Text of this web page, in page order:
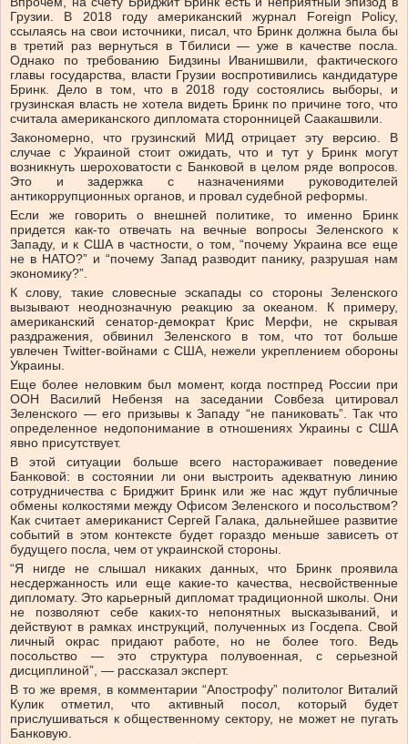
Грузии. В 2018 году американский журнал Foreign Policy,
ссылаясь на свои источники, писал, что Бринк должна была бы
в третий раз вернуться в Тбилиси — уже в качестве посла.
Однако по требованию Бидзины Иванишвили, фактического
главы государства, власти Грузии воспротивились кандидатуре
Бринк. Дело в том, что в 2018 году состоялись выборы, и
грузинская власть не хотела видеть Бринк по причине того, что
считала американского дипломата сторонницей Саакашвили.
Закономерно, что грузинский МИД отрицает эту версию. В
случае с Украиной стоит ожидать, что и тут у Бринк могут
возникнуть шероховатости с Банковой в целом ряде вопросов.
Это и задержка с назначениями руководителей
антикоррупционных органов, и провал судебной реформы.
Если же говорить о внешней политике, то именно Бринк
придется как-то отвечать на вечные вопросы Зеленского к
Западу, и к США в частности, о том, “почему Украина все еще
не в НАТО?” и “почему Запад разводит панику, разрушая нам
экономику?”.
К слову, такие словесные эскапады со стороны Зеленского
вызывают неоднозначную реакцию за океаном. К примеру,
американский сенатор-демократ Крис Мерфи, не скрывая
раздражения, обвинил Зеленского в том, что тот больше
увлечен Twitter-войнами с США, нежели укреплением обороны
Украины.
Еще более неловким был момент, когда постпред России при
ООН Василий Небензя на заседании Совбеза цитировал
Зеленского — его призывы к Западу “не паниковать”. Так что
определенное недопонимание в отношениях Украины с США
явно присутствует.
В этой ситуации больше всего настораживает поведение
Банковой: в состоянии ли они выстроить адекватную линию
сотрудничества с Бриджит Бринк или же нас ждут публичные
обмены колкостями между Офисом Зеленского и посольством?
Как считает американист Сергей Галака, дальнейшее развитие
событий в этом контексте будет гораздо меньше зависеть от
будущего посла, чем от украинской стороны.
“Я нигде не слышал никаких данных, что Бринк проявила
несдержанность или еще какие-то качества, несвойственные
дипломату. Это карьерный дипломат традиционной школы. Они
не позволяют себе каких-то непонятных высказываний, и
действуют в рамках инструкций, полученных из Госдепа. Свой
личный окрас придают работе, но не более того. Ведь
посольство — это структура полувоенная, с серьезной
дисциплиной”, — рассказал эксперт.
В то же время, в комментарии “Апострофу” политолог Виталий
Кулик отметил, что активный посол, который будет
прислушиваться к общественному сектору, не может не пугать
Банковую.